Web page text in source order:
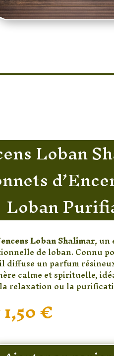
Loban
Loban
encens Loban Shalimar, un
de loban. Connu
diffuse un parfum
calme et spirituelle,
relaxation ou la
Le
prix
initial
était :
1,50€Leprix
actuel
est :